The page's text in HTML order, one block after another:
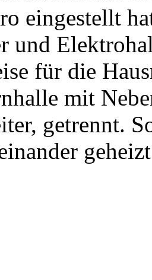
eingestellt
und
für die
mit
getrennt.